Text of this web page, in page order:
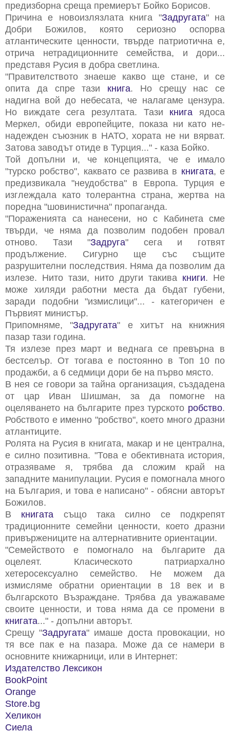
предизборна среща премиерът Бойко Борисов.
Причина е новоизлязлата книга "Задругата" на
Добри Божилов, която сериозно оспорва
атлантическите ценности, твърде патриотична е,
отрича нетрадиционните семейства, и дори...
представя Русия в добра светлина.
"Правителството знаеше какво ще стане, и се
опита да спре тази книга. Но срещу нас се
надигна вой до небесата, че налагаме цензура.
Но виждате сега резултата. Тази книга ядоса
Меркел, обиди европейците, показа ни като не-
надежден съюзник в НАТО, хората не ни вярват.
Затова заводът отиде в Турция..." - каза Бойко.
Той допълни и, че концепцията, че е имало
"турско робство", каквато се развива в книгата, е
предизвикала "неудобства" в Европа. Турция е
изглеждала като толерантна страна, жертва на
поредна "шовинистична" пропаганда.
"Пораженията са нанесени, но с Кабинета сме
твърди, че няма да позволим подобен провал
отново. Тази "Задруга" сега и готвят
продължение. Сигурно ще със същите
разрушителни последствия. Няма да позволим да
излезе. Нито тази, нито други такива книги. Не
може хиляди работни места да бъдат губени,
заради подобни "измислици"... - категоричен е
Първият министър.
Припомняме, "Задругата" е хитът на книжния
пазар тази година.
Тя излезе през март и веднага се превърна в
бестселър. От тогава е постоянно в Топ 10 по
продажби, а 6 седмици дори бе на първо място.
В нея се говори за тайна организация, създадена
от цар Иван Шишман, за да помогне на
оцеляването на българите през турското робство.
Робството е именно "робство", което много дразни
атлантиците.
Ролята на Русия в книгата, макар и не централна,
е силно позитивна. "Това е обективната история,
отразяваме я, трябва да сложим край на
западните манипулации. Русия е помогнала много
на България, и това е написано" - обясни авторът
Божилов.
В книгата също така силно се подкрепят
традиционните семейни ценности, което дразни
привържениците на алтернативните ориентации.
"Семейството е помогнало на българите да
оцелеят. Класическото патриархално
хетеросексуално семейство. Не можем да
измисляме обратни ориентации в 18 век и в
българското Възраждане. Трябва да уважаваме
своите ценности, и това няма да се промени в
книгата..." - допълни авторът.
Срещу "Задругата" имаше доста провокации, но
тя все пак е на пазара. Може да се намери в
основните книжарници, или в Интернет:
Издателство Лексикон
BookPoint
Orange
Store.bg
Хеликон
Сиела